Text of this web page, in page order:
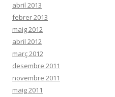
abril 2013
febrer 2013
maig 2012
abril 2012
març 2012
desembre 2011
novembre 2011
maig 2011